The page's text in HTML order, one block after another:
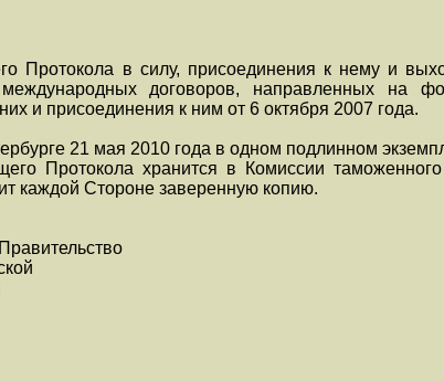
Протокола в силу, присоединения к нему и
договоров, направленных на
и присоединения к ним от 6 октября 2007 года.
21 мая 2010 года в одном подлинном
Протокола хранится в Комиссии
каждой Стороне заверенную копию.